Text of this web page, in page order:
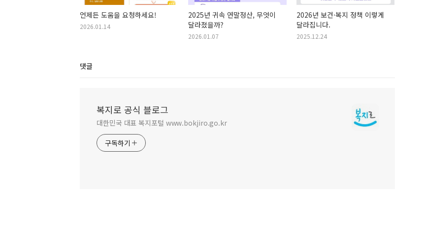
언제든 도움을 요청하세요!
2026.01.14
2025년 귀속 연말정산, 무엇이
달라졌을까?
2026.01.07
2026년 보건·복지 정책 이렇게
달라집니다.
2025.12.24
댓글
복지로 공식 블로그
대한민국 대표 복지포털 www.bokjiro.go.kr
구독하기